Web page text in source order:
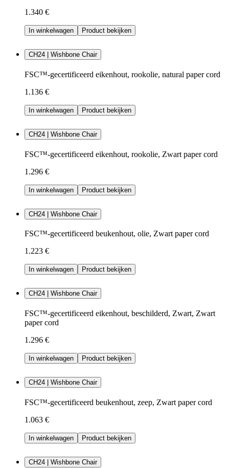
1.340 €
In winkelwagen Product bekijken
CH24 | Wishbone Chair
FSC™-gecertificeerd eikenhout, rookolie, natural paper cord
1.136 €
In winkelwagen Product bekijken
CH24 | Wishbone Chair
FSC™-gecertificeerd eikenhout, rookolie, Zwart paper cord
1.296 €
In winkelwagen Product bekijken
CH24 | Wishbone Chair
FSC™-gecertificeerd beukenhout, olie, Zwart paper cord
1.223 €
In winkelwagen Product bekijken
CH24 | Wishbone Chair
FSC™-gecertificeerd eikenhout, beschilderd, Zwart, Zwart
paper cord
1.296 €
In winkelwagen Product bekijken
CH24 | Wishbone Chair
FSC™-gecertificeerd beukenhout, zeep, Zwart paper cord
1.063 €
In winkelwagen Product bekijken
CH24 | Wishbone Chair